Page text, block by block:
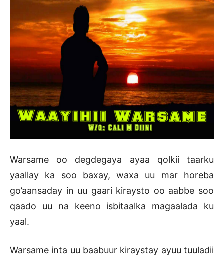
Warsame oo degdegaya ayaa qolkii taarku
yaallay ka soo baxay, waxa uu mar horeba
go’aansaday in uu gaari kiraysto oo aabbe soo
qaado uu na keeno isbitaalka magaalada ku
yaal.
Warsame inta uu baabuur kiraystay ayuu tuuladii